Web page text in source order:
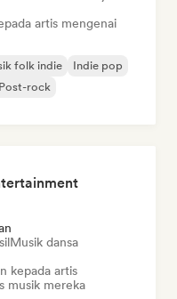
artis mengenai
folk indie
Indie pop
Post-rock
Musik dansa
kepada artis
musik mereka